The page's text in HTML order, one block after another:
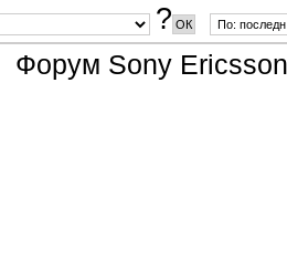
?
Форум Sony Ericsson